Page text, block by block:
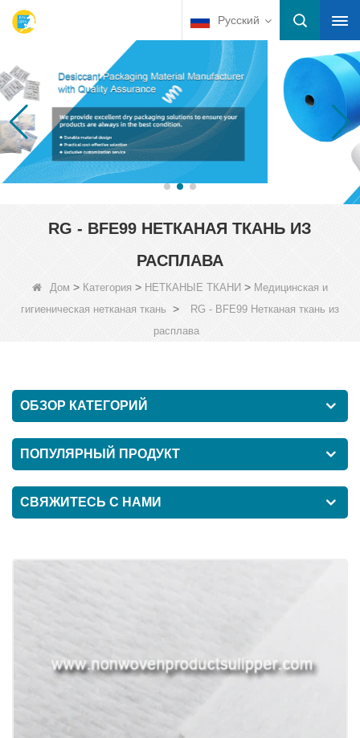
Русский
RG - BFE99 НЕТКАНАЯ ТКАНЬ ИЗ
РАСПЛАВА
Дом > Категория > НЕТКАНЫЕ ТКАНИ > Медицинская и
гигиеническая нетканая ткань >
RG - BFE99 Нетканая ткань из
расплава
ОБЗОР КАТЕГОРИЙ
ПОПУЛЯРНЫЙ ПРОДУКТ
СВЯЖИТЕСЬ С НАМИ